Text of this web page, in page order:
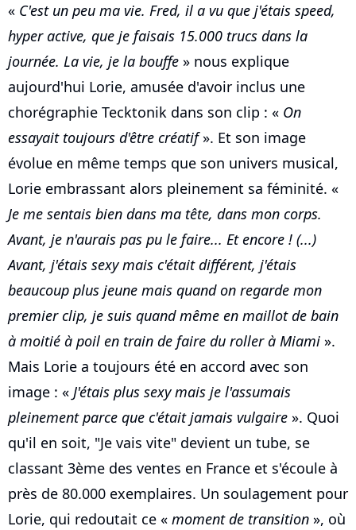
« C'est un peu ma vie. Fred, il a vu que j'étais speed,
hyper active, que je faisais 15.000 trucs dans la
journée. La vie, je la bouffe » nous explique
aujourd'hui Lorie, amusée d'avoir inclus une
chorégraphie Tecktonik dans son clip : « On
essayait toujours d'être créatif». Et son image
évolue en même temps que son univers musical,
Lorie embrassant alors pleinement sa féminité. «
Je me sentais bien dans ma tête, dans mon corps.
Avant, je n'aurais pas pu le faire... Et encore ! (...)
Avant, j'étais sexy mais c'était différent, j'étais
beaucoup plus jeune mais quand on regarde mon
premier clip, je suis quand même en maillot de bain
à moitié à poil en train de faire du roller à Miami ».
Mais Lorie a toujours été en accord avec son
image : « J'étais plus sexy mais je l'assumais
pleinement parce que c'était jamais vulgaire ». Quoi
qu'il en soit, "Je vais vite" devient un tube, se
classant 3ème des ventes en France et s'écoule à
près de 80.000 exemplaires. Un soulagement pour
Lorie, qui redoutait ce « moment de transition », où